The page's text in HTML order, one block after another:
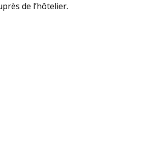
de l’hôtelier.